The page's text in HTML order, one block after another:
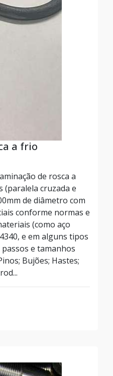
a frio
de rosca a
cruzada e
de diâmetro com
conforme normas e
(como aço
e em alguns tipos
e tamanhos
Bujões; Hastes;